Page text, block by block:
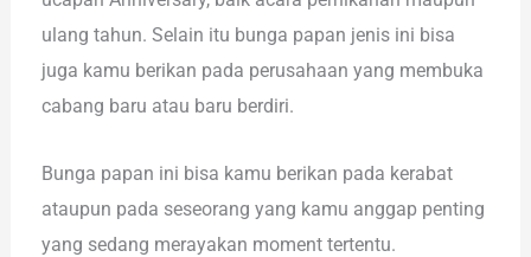
ulang tahun. Selain itu bunga papan jenis ini bisa
juga kamu berikan pada perusahaan yang membuka
cabang baru atau baru berdiri.
Bunga papan ini bisa kamu berikan pada kerabat
ataupun pada seseorang yang kamu anggap penting
yang sedang merayakan moment tertentu.